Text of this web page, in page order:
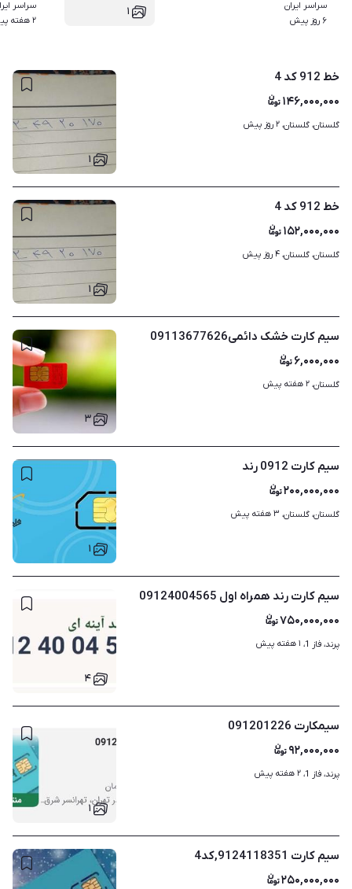
۱
سراسر ایران
۶ روز پیش
سراسر
۲ هفته پیش
۱
خط 912 کد 4
۱۴۶,۰۰۰,۰۰۰
گلستان، گلستان، ۲ روز پیش
۱
خط 912 کد 4
۱۵۲,۰۰۰,۰۰۰
گلستان، گلستان، ۴ روز پیش
۳
سیم کارت خشک دائمی09113677626
۶,۰۰۰,۰۰۰
گلستان، ۲ هفته پیش
۱
سیم کارت 0912 رند
۲۰۰,۰۰۰,۰۰۰
گلستان، گلستان، ۳ هفته پیش
۴
سیم کارت رند همراه اول 09124004565
۷۵۰,۰۰۰,۰۰۰
پرند، فاز 1، ۱ هفته پیش
۱
سیمکارت 091201226
۹۲,۰۰۰,۰۰۰
پرند، فاز 1، ۲ هفته پیش
سیم کارت 9124118351,کد4
۲۵۰,۰۰۰,۰۰۰